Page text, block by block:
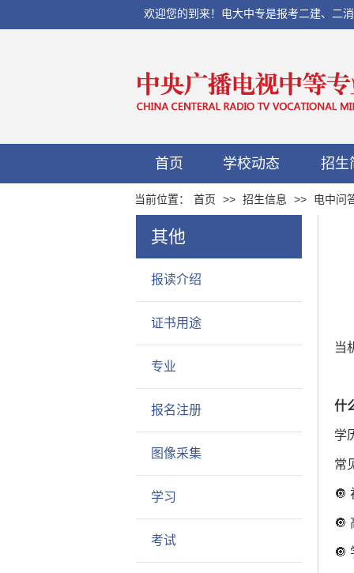
欢迎您的到来！电大中专是报考二建、二
首页 学校动态 招生
当前位置： 首页 >> 招生信息 >> 电中问
其他
报读介绍
证书用途
专业
报名注册
图像采集
学习
考试
当
什
学
常
🔘
🔘
🔘